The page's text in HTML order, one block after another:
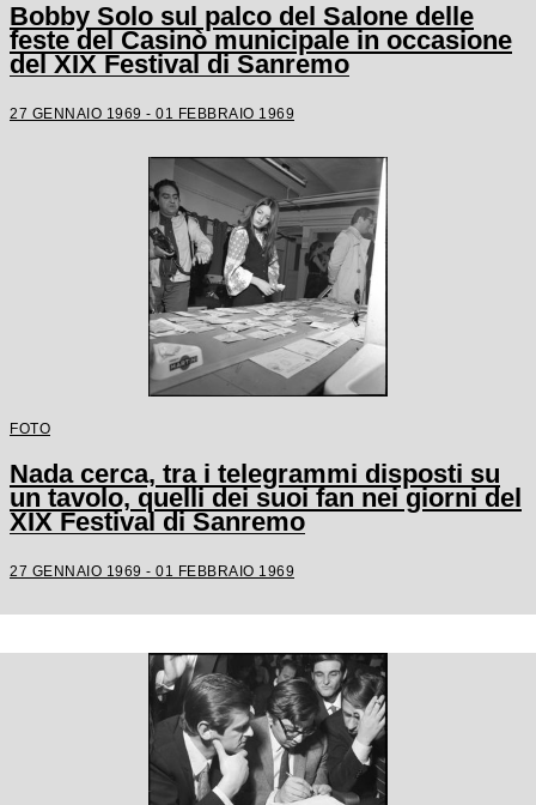
Bobby Solo sul palco del Salone delle
feste del Casinò municipale in occasione
del XIX Festival di Sanremo
27 GENNAIO 1969 - 01 FEBBRAIO 1969
FOTO
Nada cerca, tra i telegrammi disposti su
un tavolo, quelli dei suoi fan nei giorni del
XIX Festival di Sanremo
27 GENNAIO 1969 - 01 FEBBRAIO 1969